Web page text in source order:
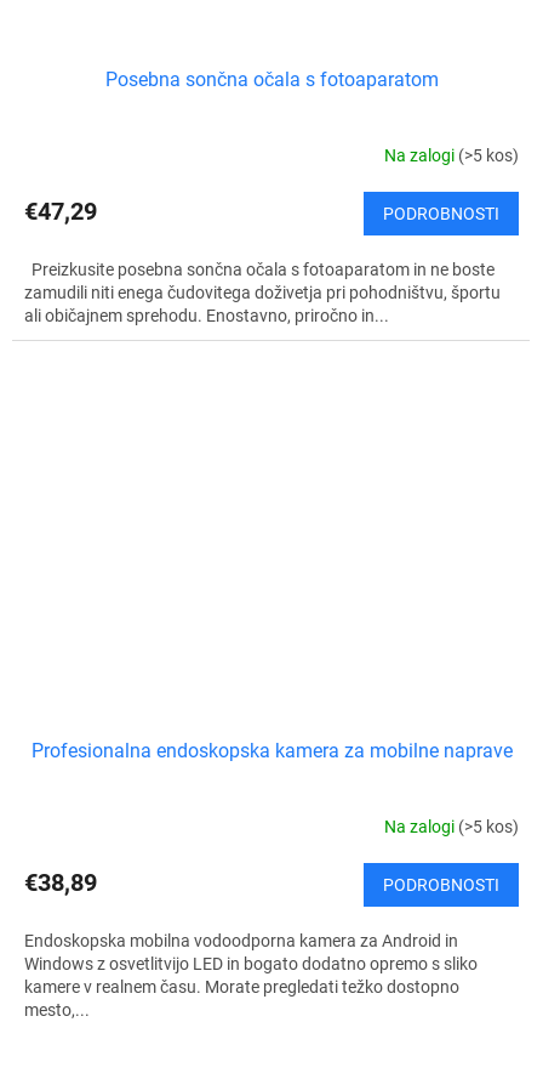
Posebna sončna očala s fotoaparatom
Na zalogi (>5 kos)
€47,29 PODROBNOSTI
Preizkusite posebna sončna očala s fotoaparatom in ne boste
zamudili niti enega čudovitega doživetja pri pohodništvu, športu
ali običajnem sprehodu. Enostavno, priročno in...
Profesionalna endoskopska kamera za mobilne naprave
Na zalogi (>5 kos)
€38,89 PODROBNOSTI
Endoskopska mobilna vodoodporna kamera za Android in
Windows z osvetlitvijo LED in bogato dodatno opremo s sliko
kamere v realnem času. Morate pregledati težko dostopno
mesto,...